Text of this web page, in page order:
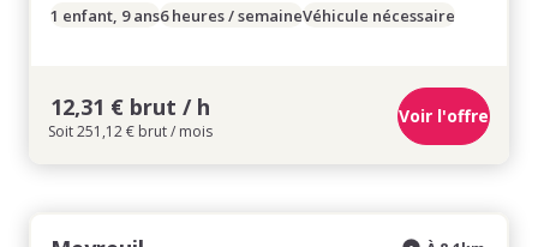
1 enfant, 9 ans6 heures / semaineVéhicule nécessaire
12,31 € brut / h
Soit 251,12 € brut / mois
Voir l'offre